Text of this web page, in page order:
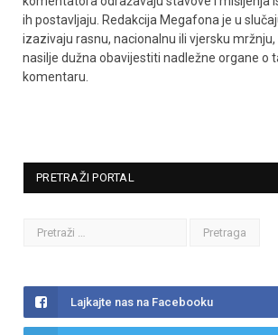
ih postavljaju. Redakcija Megafona je u
izazivaju rasnu, nacionalnu ili vjersku
nasilje dužna obavijestiti nadležne organe o
komentaru.
PRETRAŽI PORTAL
Lajkajte nas na Facebooku